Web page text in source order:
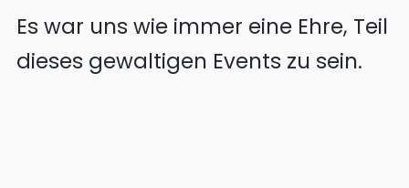
Es war uns wie immer eine Ehre, Teil
dieses gewaltigen Events zu sein.